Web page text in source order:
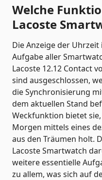
Welche
Lacoste
Die Anzeige der
Aufgabe aller
Lacoste 12.12 Contact
sind ausgeschlossen,
die Synchronisierung
dem aktuellen Stand
Weckfunktion bietet
Morgen mittels eines
aus den Träumen holt.
Lacoste Smartwatch
weitere essentielle
zu allem, was sich auf